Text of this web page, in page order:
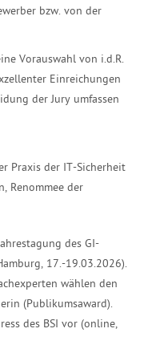
bzw. von der
Vorauswahl von i.d.R.
Einreichungen
der Jury umfassen
Praxis der IT-Sicherheit
Renommee der
des GI-
17.-19.03.2026).
wählen den
(Publikumsaward).
des BSI vor (online,